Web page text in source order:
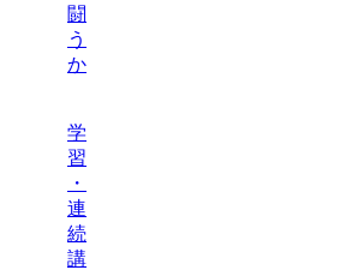
闘
う
か
学
習
・
連
続
講